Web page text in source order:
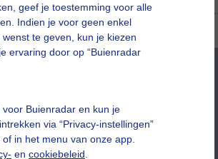
geef je toestemming voor alle
Indien je voor geen enkel
te geven, kun je kiezen
ervaring door op “Buienradar
Buienradar en kun je
via “Privacy-instellingen”
in het menu van onze app.
en cookiebeleid
Een moment geduld aub...
De Bilt